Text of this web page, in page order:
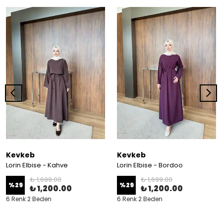
Kevkeb
Lorin Elbise - Kahve
%29
₺ 1,699.00
₺ 1,200.00
6 Renk 2 Beden
Kevkeb
Lorin Elbise - Bordoo
%29
₺ 1,699.00
₺ 1,200.00
6 Renk 2 Beden